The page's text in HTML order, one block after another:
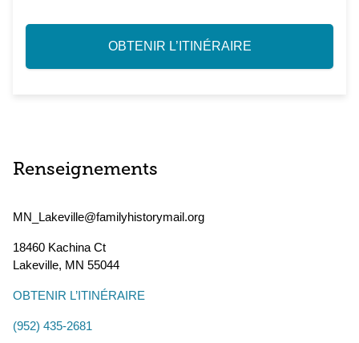
OBTENIR L’ITINÉRAIRE
Renseignements
MN_Lakeville@familyhistorymail.org
18460 Kachina Ct
Lakeville, MN 55044
OBTENIR L’ITINÉRAIRE
(952) 435-2681